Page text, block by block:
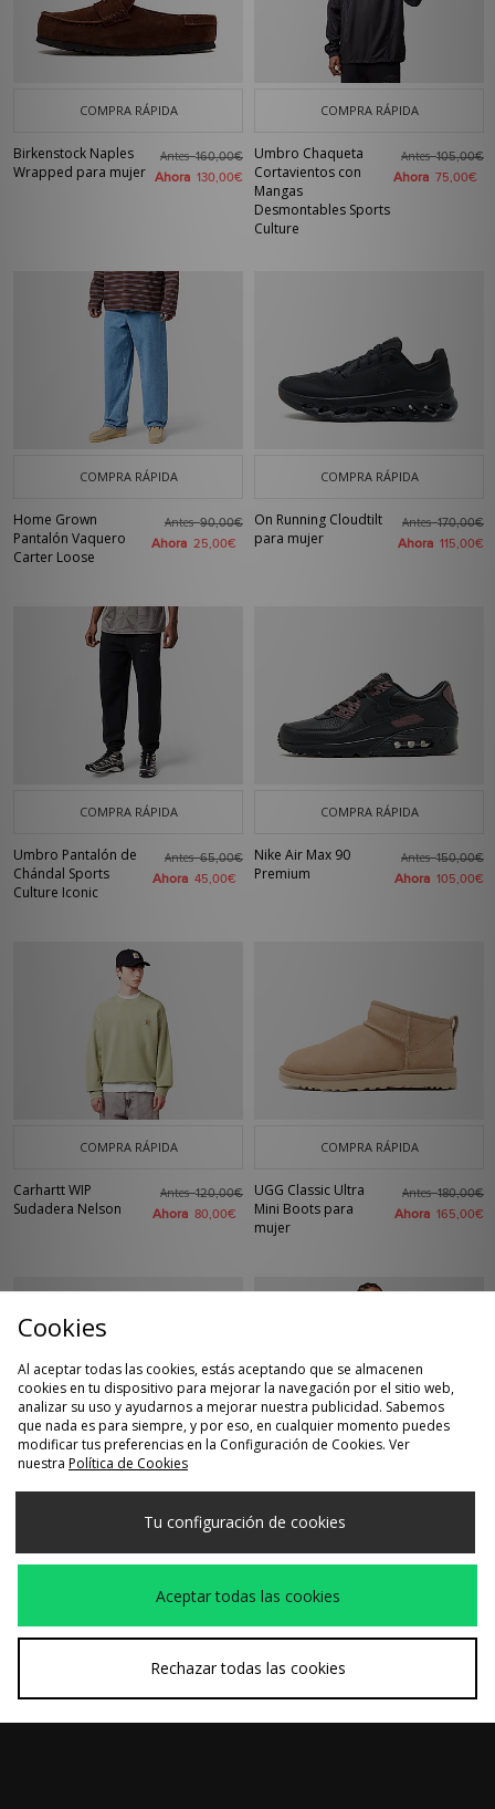
COMPRA RÁPIDA
Birkenstock Naples
Wrapped para mujer
Antes160,00€
Ahora 130,00€
COMPRA RÁPIDA
Umbro Chaqueta
Cortavientos con
Mangas
Desmontables Sports
Culture
Antes105,00€
Ahora 75,00€
COMPRA RÁPIDA
Home Grown
Pantalón Vaquero
Carter Loose
Antes90,00€
Ahora 25,00€
COMPRA RÁPIDA
On Running Cloudtilt
para mujer
Antes170,00€
Ahora 115,00€
COMPRA RÁPIDA
Umbro Pantalón de
Chándal Sports
Culture Iconic
Antes65,00€
Ahora 45,00€
COMPRA RÁPIDA
Nike Air Max 90
Premium
Antes150,00€
Ahora 105,00€
COMPRA RÁPIDA
Carhartt WIP
Sudadera Nelson
Antes120,00€
Ahora 80,00€
COMPRA RÁPIDA
UGG Classic Ultra
Mini Boots para
mujer
Antes180,00€
Ahora 165,00€
Antes85,00€
Ahora60,00€
Oakley Sudadera con
Ahora90,00€
Cookies
Al aceptar todas las cookies, estás aceptando que se almacenen
cookies en tu dispositivo para mejorar la navegación por el sitio web,
analizar su uso y ayudarnos a mejorar nuestra publicidad. Sabemos
que nada es para siempre, y por eso, en cualquier momento puedes
modificar tus preferencias en la Configuración de Cookies. Ver
nuestra Política de Cookies
Tu configuración de cookies
Aceptar todas las cookies
Rechazar todas las cookies